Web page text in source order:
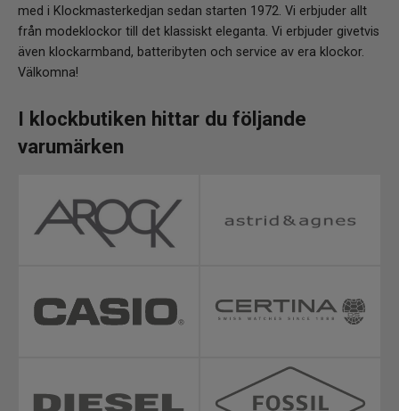
med i Klockmasterkedjan sedan starten 1972. Vi erbjuder allt
från modeklockor till det klassiskt eleganta. Vi erbjuder givetvis
även klockarmband, batteribyten och service av era klockor.
Välkomna!
I klockbutiken hittar du följande
varumärken